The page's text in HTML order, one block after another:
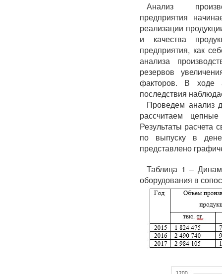
Анализ
предприятия
реализации
и качества
предприятия, как
анализа
резервов
факторов. В ходе
последствия
Проведем анализ
рассчитаем
Результаты расчета
по выпуску в
представлено
Таблица 1 –
оборудования в